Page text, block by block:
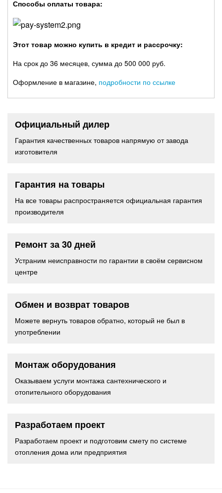
Способы оплаты товара:
Этот товар можно купить в кредит и рассрочку:
На срок до 36 месяцев, сумма до 500 000 руб.
Оформление в магазине, подробности по ссылке
Официальный дилер
Гарантия качественных товаров напрямую от завода
изготовителя
Гарантия на товары
На все товары распространяется официальная гарантия
производителя
Ремонт за 30 дней
Устраним неисправности по гарантии в своём сервисном
центре
Обмен и возврат товаров
Можете вернуть товаров обратно, который не был в
употреблении
Монтаж оборудования
Оказываем услуги монтажа сантехнического и
отопительного оборудования
Разработаем проект
Разработаем проект и подготовим смету по системе
отопления дома или предприятия